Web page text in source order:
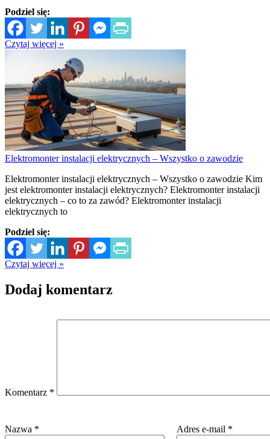
Podziel się:
Czytaj więcej »
Elektromonter instalacji elektrycznych – Wszystko o zawodzie
Elektromonter instalacji elektrycznych – Wszystko o zawodzie Kim
jest elektromonter instalacji elektrycznych? Elektromonter instalacji
elektrycznych – co to za zawód? Elektromonter instalacji
elektrycznych to
Podziel się:
Czytaj więcej »
Dodaj komentarz
Komentarz *
Nazwa * Adres e-mail *